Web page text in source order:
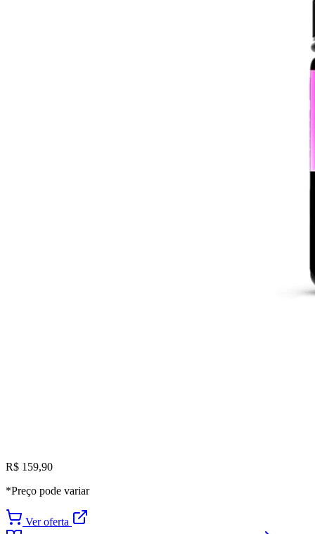
R$ 159,90
*Preço pode variar
Ver oferta